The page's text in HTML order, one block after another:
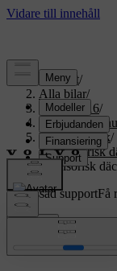
Support/
Alla bilar/
XC70 2016/
Hjul och däck/
Provisorisk
Provisorisk
Anpassad supportFå
Provisorisk